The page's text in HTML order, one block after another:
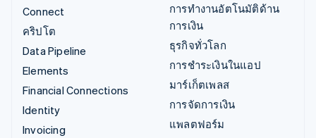
Connect
คริปโต
Data Pipeline
Elements
Financial Connections
Identity
Invoicing
การทำงานอัตโนมัติด้าน
การเงิน
ธุรกิจทั่วโลก
การชำระเงินในแอป
มาร์เก็ตเพลส
การจัดการเงิน
แพลตฟอร์ม